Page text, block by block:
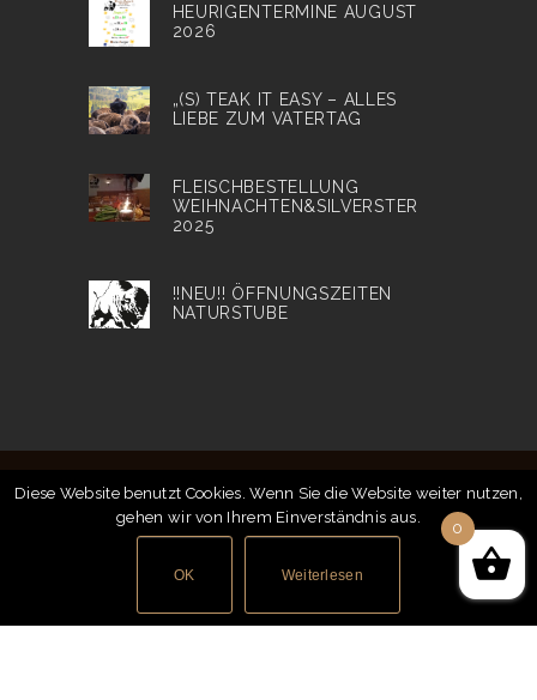
0
Diese Website benutzt Cookies. Wenn Sie die Website weiter nutzen,
gehen wir von Ihrem Einverständnis aus.
OK Weiterlesen
HEURIGENTERMINE AUGUST
2026
„(S) TEAK IT EASY – ALLES
LIEBE ZUM VATERTAG
FLEISCHBESTELLUNG
WEIHNACHTEN&SILVERSTER
2025
!!NEU!! ÖFFNUNGSZEITEN
NATURSTUBE
© 2018Bison Ranch| Alle Preise inkl. MwSt. |
Impressum|Datenschutz|AGB|Zahlung &